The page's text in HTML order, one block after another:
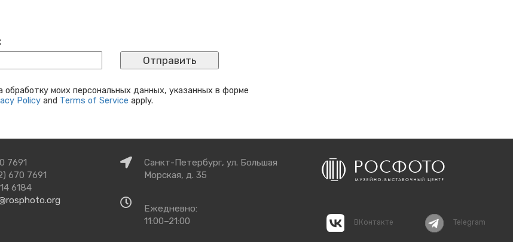
моих персональных данных, указанных в форме
Policy and Terms of Service apply.
7691
670 7691
6184
Как
добраться
Санкт-Петербург, ул. Большая
Морская, д. 35
работы
Ежедневно:
11:00–21:00
ВКонтакте Telegram